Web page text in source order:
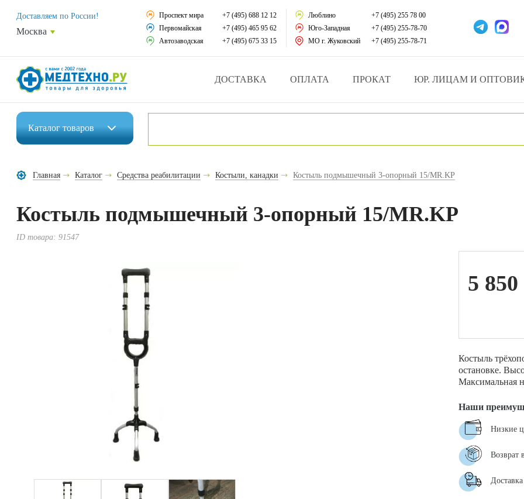
Средства реабилитации
Средства по уходу за больными
Домашняя медтехника
Уникальные и полезные товары
Доставляем по России!
Москва
Проспект мира
+7 (495) 688 12 12
Первомайская
+7 (495) 465 95 62
Автозаводская
+7 (495) 675 33 15
Люблино
+7 (495) 255 78 00
Юго-Западная
+7 (495) 255-78-70
МО г. Жуковский
+7 (495) 255-78-71
ДОСТАВКА ОПЛАТА ПРОКАТ ЮР. ЛИЦАМ И
Каталогтоваров
Средства по уходу за больными
Ортопедические изделия
Домашняя медтехника
Товары для красоты и здоровья
Товары для врачей и мед.учреждений
Уникальные и полезные товары
Главная Каталог Средства реабилитации Костыли, канадки Костыль подмышечный 3-опорный 15/MR.KP
Костыль подмышечный 3-опорный 15/MR.KP
ID товара:91547
5 850
Костыль
остановке.
Максимальная
Наши
Низкие
Возврат